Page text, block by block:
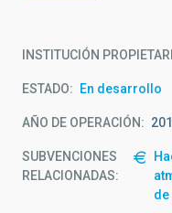
INSTITUCIÓN
ESTADO En desarrollo
AÑO DE OPERACIÓN
SUBVENCIONES
RELACIONADAS:
de